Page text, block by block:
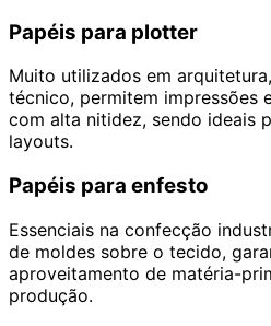
Papéis para plotter
Muito utilizados em
técnico, permitem impressões
com alta nitidez, sendo ideais
layouts.
Papéis para enfesto
Essenciais na confecção
de moldes sobre o tecido,
aproveitamento de matéria-
produção.